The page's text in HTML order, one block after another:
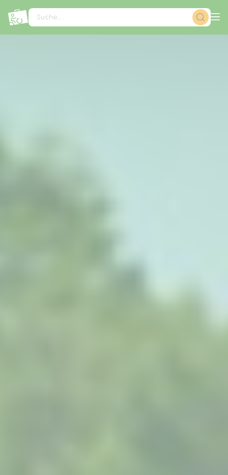
Suche...
Cookie-Einstellungen